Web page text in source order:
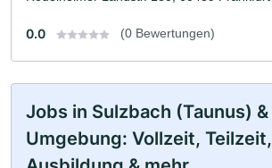
0.0 (0 Bewertungen)
Jobs in Sulzbach (Taunus) &
Umgebung: Vollzeit, Teilzeit,